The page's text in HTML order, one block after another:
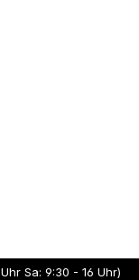
Sa: 9:30 - 16 Uhr)